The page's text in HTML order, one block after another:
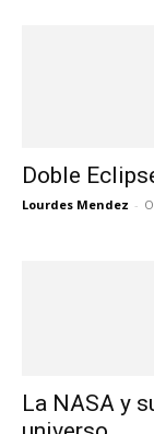
Doble
Lourdes Mendez -
La NASA y